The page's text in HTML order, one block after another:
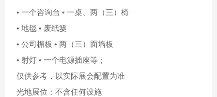
• 一个咨询台 • 一桌、两（三）椅
• 地毯 • 废纸篓
• 公司楣板 • 两（三）面墙板
• 射灯 • 一个电源插座等；
仅供参考，以实际展会配置为准
光地展位：不含任何设施